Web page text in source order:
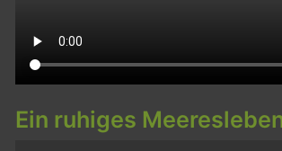
Ein ruhiges